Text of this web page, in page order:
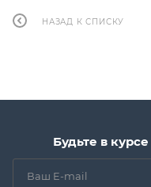
НАЗАД К СПИСКУ
Будьте в